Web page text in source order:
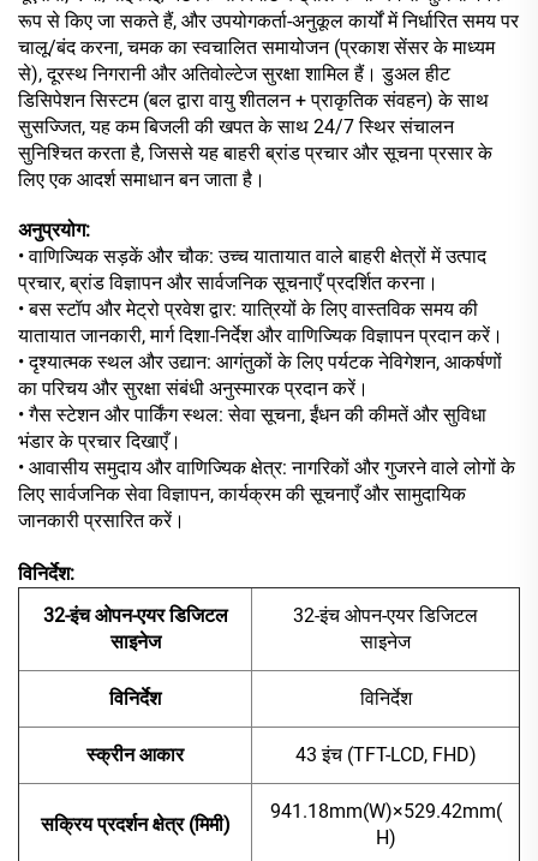
रूप से किए जा सकते हैं, और उपयोगकर्ता-अनुकूल कार्यों में निर्धारित समय पर
चालू/बंद करना, चमक का स्वचालित समायोजन (प्रकाश सेंसर के माध्यम
से), दूरस्थ निगरानी और अतिवोल्टेज सुरक्षा शामिल हैं। डुअल हीट
डिसिपेशन सिस्टम (बल द्वारा वायु शीतलन + प्राकृतिक संवहन) के साथ
सुसज्जित, यह कम बिजली की खपत के साथ 24/7 स्थिर संचालन
सुनिश्चित करता है, जिससे यह बाहरी ब्रांड प्रचार और सूचना प्रसार के
लिए एक आदर्श समाधान बन जाता है।
अनुप्रयोग:
• वाणिज्यिक सड़कें और चौक: उच्च यातायात वाले बाहरी क्षेत्रों में उत्पाद
प्रचार, ब्रांड विज्ञापन और सार्वजनिक सूचनाएँ प्रदर्शित करना।
• बस स्टॉप और मेट्रो प्रवेश द्वार: यात्रियों के लिए वास्तविक समय की
यातायात जानकारी, मार्ग दिशा-निर्देश और वाणिज्यिक विज्ञापन प्रदान करें।
• दृश्यात्मक स्थल और उद्यान: आगंतुकों के लिए पर्यटक नेविगेशन, आकर्षणों
का परिचय और सुरक्षा संबंधी अनुस्मारक प्रदान करें।
• गैस स्टेशन और पार्किंग स्थल: सेवा सूचना, ईंधन की कीमतें और सुविधा
भंडार के प्रचार दिखाएँ।
• आवासीय समुदाय और वाणिज्यिक क्षेत्र: नागरिकों और गुजरने वाले लोगों के
लिए सार्वजनिक सेवा विज्ञापन, कार्यक्रम की सूचनाएँ और सामुदायिक
जानकारी प्रसारित करें।
विनिर्देश:
32-इंच ओपन-एयर डिजिटल
साइनेज
32-इंच ओपन-एयर डिजिटल
साइनेज
विनिर्देश विनिर्देश
स्क्रीन आकार 43 इंच (TFT-LCD, FHD)
सक्रिय प्रदर्शन क्षेत्र (मिमी)
941.18mm(W)×529.42mm(
H)